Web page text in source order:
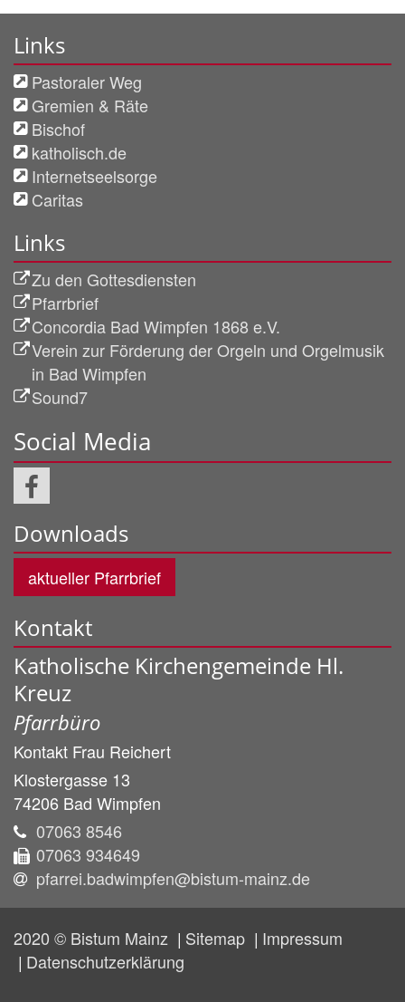
Links
Pastoraler Weg
Gremien & Räte
Bischof
katholisch.de
Internetseelsorge
Caritas
Links
Zu den Gottesdiensten
Pfarrbrief
Concordia Bad Wimpfen 1868 e.V.
Verein zur Förderung der Orgeln und Orgelmusik
in Bad Wimpfen
Sound7
Social Media
Downloads
aktueller Pfarrbrief
Kontakt
Katholische Kirchengemeinde Hl.
Kreuz
Pfarrbüro
Kontakt Frau Reichert
Klostergasse 13
74206 Bad Wimpfen
07063 8546
07063 934649
pfarrei.badwimpfen@bistum-mainz.de
2020 © Bistum Mainz Sitemap
Impressum
Datenschutzerklärung